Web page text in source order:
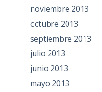
noviembre 2013
octubre 2013
septiembre 2013
julio 2013
junio 2013
mayo 2013